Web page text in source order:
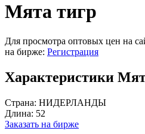
Мята тигр
Для просмотра оптовых цен на
на бирже: Регистрация
Характеристики
Страна: НИДЕРЛАНДЫ
Длина: 52
Заказать на бирже